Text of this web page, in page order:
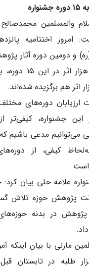
والمسلمین
امروز اختتامیه
و دومین دوره آثار
برگزار می‌شود؛ ۱۸۸
اثر هم برگزیده شده‌اند.
دوره‌های
این جشنواره، کیفی‌تر
مدعی باشیم که
کیفی، از
است.
علامه حلی بیان کرد:
پژوهش حوزه تلاش
پژوهش در بدنه
مازنی با بیان
طلبه در تابستان